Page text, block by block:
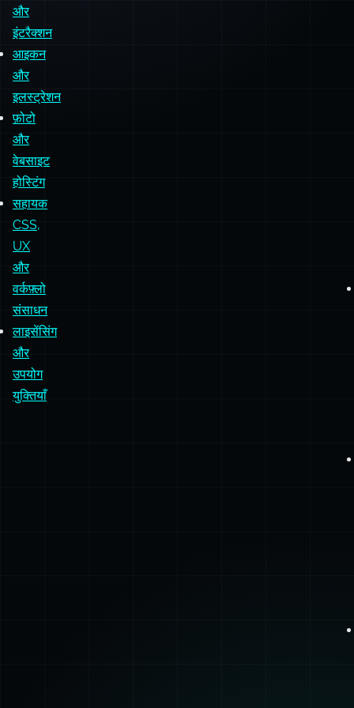
और
इंटरैक्शन
आइकन
और
इलस्ट्रेशन
फ़ोटो
और
वेबसाइट
होस्टिंग
सहायक
CSS,
UX
और
वर्कफ़्लो
संसाधन
लाइसेंसिंग
और
उपयोग
युक्तियाँ